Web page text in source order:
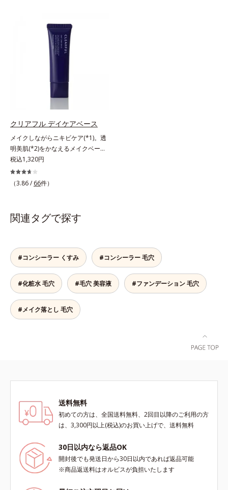
W*4 2022年5月 Mintel社データベ
ース及び先行技術調査による当社調
べ*5 オトギリソウエキス配合＝肌
にうるおいを与え、うるおいに満ち
たハリツヤ肌へ導く保湿成分
の美しさと化粧もちが格段にUP。
さらにヒアルロン酸、ローヤルゼリ
ーエキスなどの保湿成分を含む美容
液成分を87％配合。大気汚染物質バ
リア成分(*)もプラスして、乾燥やダ
ちな大人の肌を、血色感のある肌に
補整する、ピンクベージュカラーで
す。※オルビスのすべてのファンデ
ーションの下地としてご使用いただ
けます。* ホウケイ酸(Ca、Na)、酸
化銀
クリアフル デイケアベース
メイクしながらニキビケア(*1)。透
明美肌(*2)をかなえるメイクベー
ス。ニキビがあると、メイクはニキ
ビに良くないのではないかと心配に
なりがち。しかし何も塗らないと、
デイケアベースは、ニキビケア(*1)
できる新発想のメイク下地。スキン
で、“ニキビをケアしたい”と“肌をキ
レイに見せたい”が同時に叶えられ
ます。ピンク味のあるベージュ色
で、塗るとくすみがさっと払われ、
肌が自然とトーンアップ。しっとり
とした美しい仕上がりが続きます。
SPF28・PA+++で、ニキビ肌を紫外
よる透明感のある肌
税込1,320円
（3.86 / 66件）
関連タグで探す
#コンシーラー くすみ #コンシーラー 毛穴
#化粧水 毛穴 #毛穴 美容液 #ファンデーション 毛穴
#メイク落とし 毛穴
送料無料
初めての方は、全国送料無料、2回目以降のご利用の方
は、3,300円以上(税込)のお買い上げで、送料無料
30日以内なら返品OK
開封後でも発送日から30日以内であれば返品可能
※商品返送料はオルビスが負担いたします